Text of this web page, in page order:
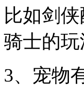
比如剑
骑士的
3、宠物